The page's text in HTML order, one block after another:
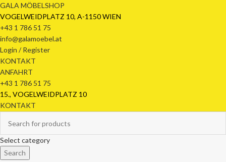
GALA MÖBELSHOP
VOGELWEIDPLATZ 10, A-1150 WIEN
+43 1 786 51 75
info@galamoebel.at
Login / Register
KONTAKT
ANFAHRT
+43 1 786 51 75
15., VOGELWEIDPLATZ 10
KONTAKT
Select category
Search